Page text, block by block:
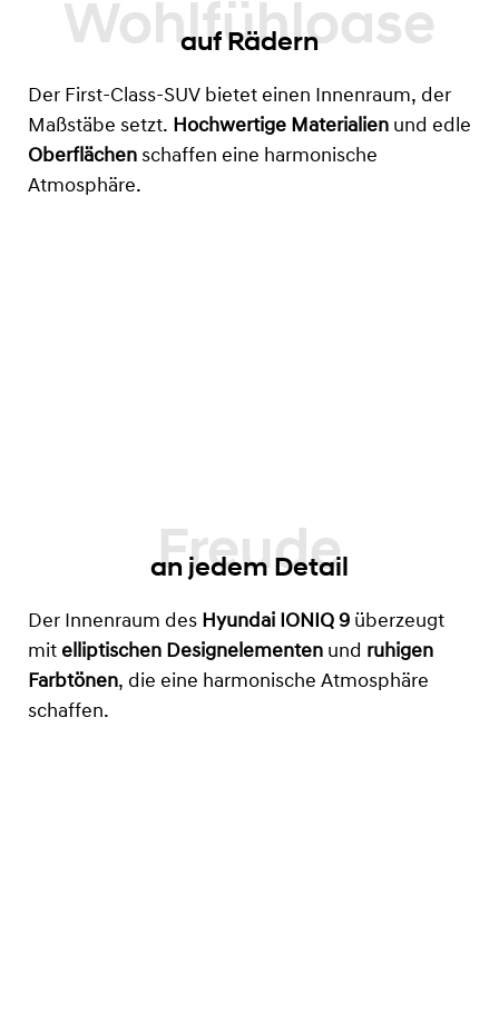
auf Rädern
Der First-Class-SUV bietet einen Innenraum, der
Maßstäbe setzt. Hochwertige Materialien und edle
Oberflächen schaffen eine harmonische
Atmosphäre.
an jedem Detail
Der Innenraum des Hyundai IONIQ 9 überzeugt
mit elliptischen Designelementen und ruhigen
Farbtönen, die eine harmonische Atmosphäre
schaffen.